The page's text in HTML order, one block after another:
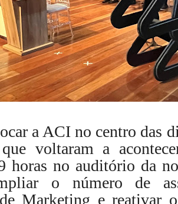
a ACI no centro das
voltaram a
horas no auditório da
o número de
Marketing e reativar